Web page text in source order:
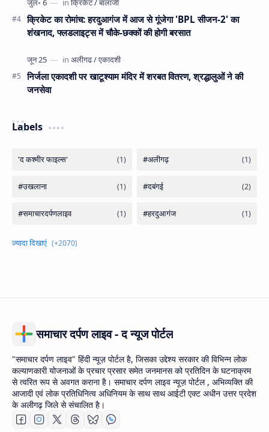
क्रिकेट का रोमांच: हरदुआगंज में आज से गूंजेगा 'BPL सीजन-2' का
शंखनाद, फ्लडलाइट्स में चौके-छक्कों की होगी बरसात
निर्जला एकादशी पर खाटूश्याम मंदिर में शरबत वितरण, श्रद्धालुओं ने की
जनसेवा
Labels
समाचार दर्पण लाइव - द न्यूज पोर्टल
"समाचार दर्पण लाइव" हिंदी न्यूज़ पोर्टल है, जिसका उद्देश्य सरकार की विभिन्न लोक
कल्याणकारी योजनाओं के प्रचार प्रसार समेत जनमानस को प्रतिदिन के घटनाक्रम
से त्वरित रूप से अवगत कराना है। समाचार दर्पण लाइव न्यूज़ पोर्टल , अभिव्यक्ति की
आजादी एवं लोक प्रतिधिनित्व अधिनियम के साथ साथ आईटी एक्ट अधीन उत्तर प्रदेश
के अलीगढ़ जिले से संचालित है।